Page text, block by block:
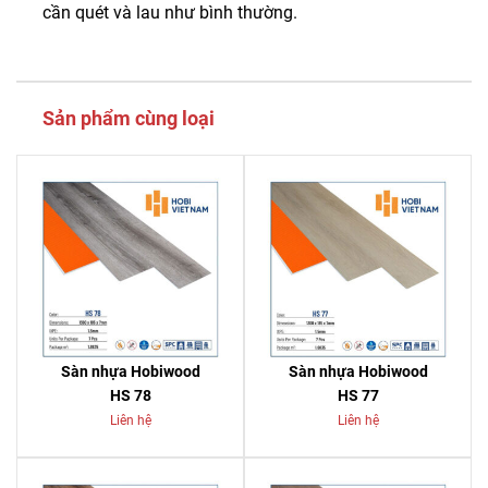
cần quét và lau như bình thường.
Sản phẩm cùng loại
Sàn nhựa Hobiwood
HS 78
Liên hệ
Sàn nhựa Hobiwood
HS 77
Liên hệ